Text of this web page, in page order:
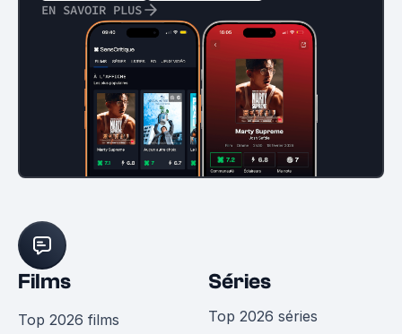
EN SAVOIR PLUS
Films
Top 2026 films
Séries
Top 2026 séries